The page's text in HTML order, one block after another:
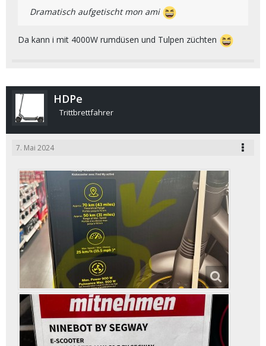
Dramatisch aufgetischt mon ami
Da kann i mit 4000W rumdüsen und Tulpen züchten
HDPe
Trittbrettfahrer
7. Mai 2024